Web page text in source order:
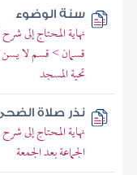
سنة الوضوء
نهاية المحتاج إلى
قسمان > قسم لا يسن
تحية المسجد
نذر صلاة
نهاية المحتاج إلى
الجماعة بعد الجمعة